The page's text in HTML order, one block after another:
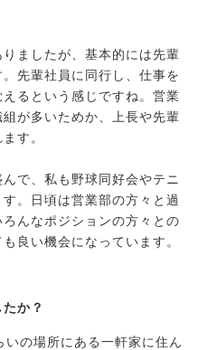
ましたが、基本的には先輩
先輩社員に同行し、仕事を
るという感じですね。営業
が多いためか、上長や先輩
す。
で、私も野球同好会やテニ
。日頃は営業部の方々と過
んなポジションの方々との
良い機会になっています。
か？
の場所にある一軒家に住ん